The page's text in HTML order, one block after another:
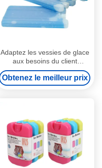
Adaptez les vessies de glace
aux besoins du client
fraîches de sac de paquets
bleus congelables de gel
pour le sac de courant
Obtenez le meilleur prix